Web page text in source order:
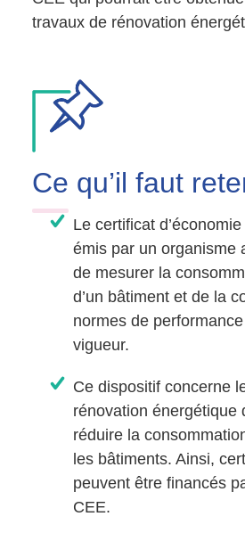
travaux de rénovation
Ce qu’il faut
Le certificat
émis par un organisme
de mesurer la
d’un bâtiment et de la
normes de
vigueur.
Ce dispositif concerne
rénovation énergétique
réduire la
les bâtiments. Ainsi,
peuvent être financés
CEE.